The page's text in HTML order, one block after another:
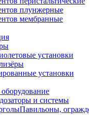
плунжерные
мембранные
установки
установки
и системы
Павильоны,